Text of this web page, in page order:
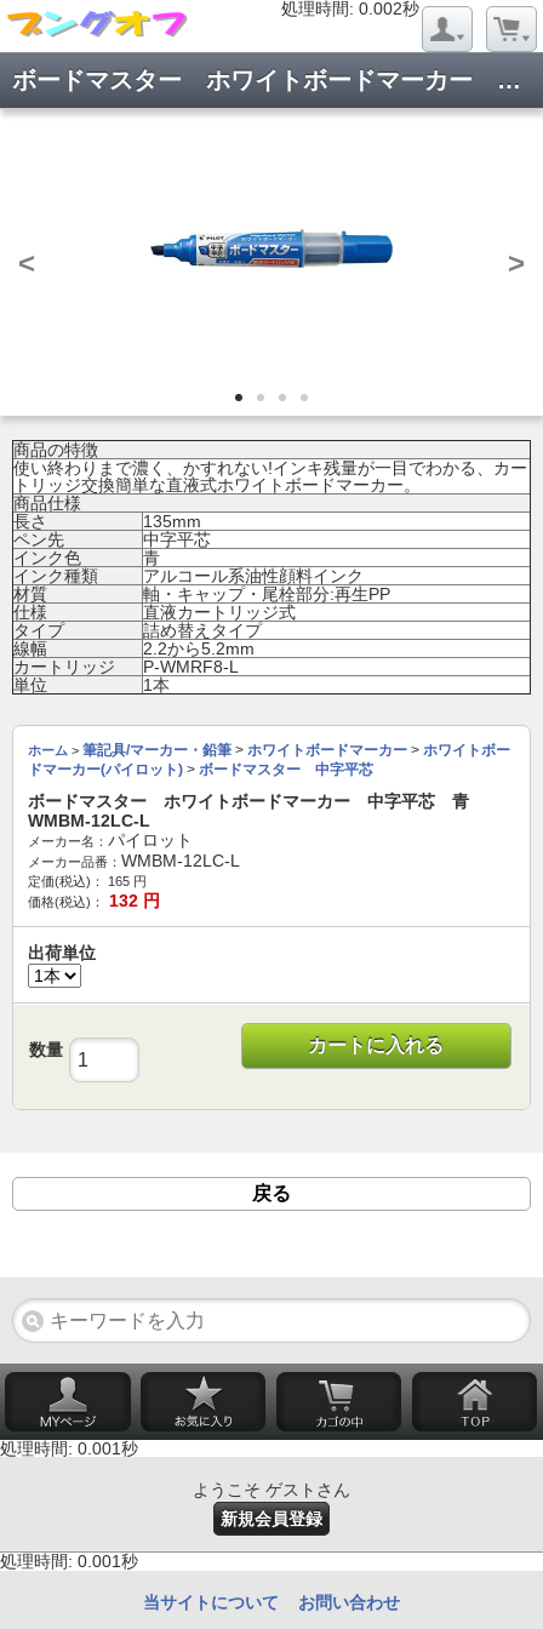
処理時間: 0.002秒
ボードマスター ホワイトボードマーカー 中字平芯 青 WMBM-12LC-L
< >
商品の特徴
使い終わりまで濃く、かすれない!インキ残量が一目でわかる、カー
トリッジ交換簡単な直液式ホワイトボードマーカー。
商品仕様
長さ
135mm
ペン先
中字平芯
インク色
青
インク種類
アルコール系油性顔料インク
材質
軸・キャップ・尾栓部分:再生PP
仕様
直液カートリッジ式
タイプ
詰め替えタイプ
線幅
2.2から5.2mm
カートリッジ
P-WMRF8-L
単位
1本
ホーム > 筆記具/マーカー・鉛筆 > ホワイトボードマーカー > ホワイトボー
ドマーカー(パイロット) > ボードマスター 中字平芯
ボードマスター ホワイトボードマーカー 中字平芯 青
WMBM-12LC-L
メーカー名： パイロット
メーカー品番： WMBM-12LC-L
定価(税込)： 165 円
価格(税込)：
132 円
出荷単位
数量 カートに入れる
戻る
処理時間: 0.001秒
ようこそ ゲストさん
新規会員登録
処理時間: 0.001秒
当サイトについて お問い合わせ
処理時間: 0.020秒